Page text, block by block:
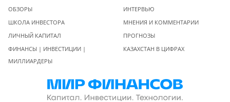
ОБЗОРЫ
ШКОЛА ИНВЕСТОРА
ЛИЧНЫЙ КАПИТАЛ
ФИНАНСЫ | ИНВЕСТИЦИИ |
МИЛЛИАРДЕРЫ
ИНТЕРВЬЮ
МНЕНИЯ И КОММЕНТАРИИ
ПРОГНОЗЫ
КАЗАХСТАН В ЦИФРАХ